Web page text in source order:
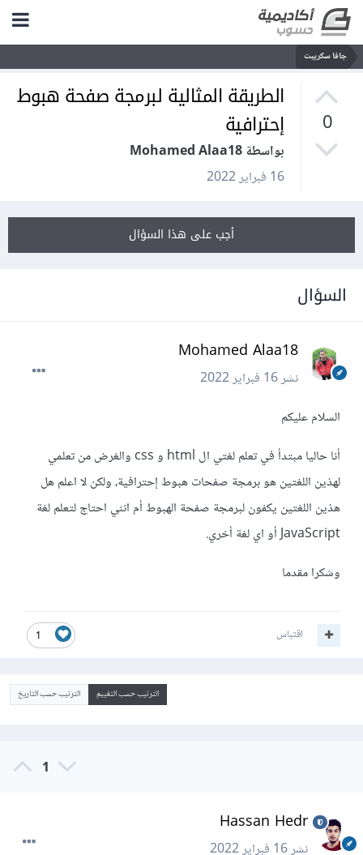
جافا سكريبت
0
الطريقة المثالية لبرمجة صفحة هبوط
إحترافية
بواسطة Mohamed Alaa18
16 فبراير 2022
أجب على هذا السؤال
السؤال
Mohamed Alaa18
نشر16 فبراير 2022
السلام عليكم
أنا حاليا مبتدأ في تعلم لغتي ال html و css والغرض من تعلمي
لهذين اللغتين هو برمجة صفحات هبوط إحترافية، ولكن لا اعلم هل
هذين اللغتين يكفون لبرمجة صفحة الهبوط أم انني احتاج لتعلم لغة
JavaScript أو اي لغة أخري.
وشكرا مقدما
1 اقتباس
الترتيب حسب التقييم الترتيب حسب التاريخ
1
Hassan Hedr
نشر16 فبراير 2022